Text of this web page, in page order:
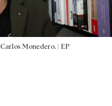
Monedero. | EP